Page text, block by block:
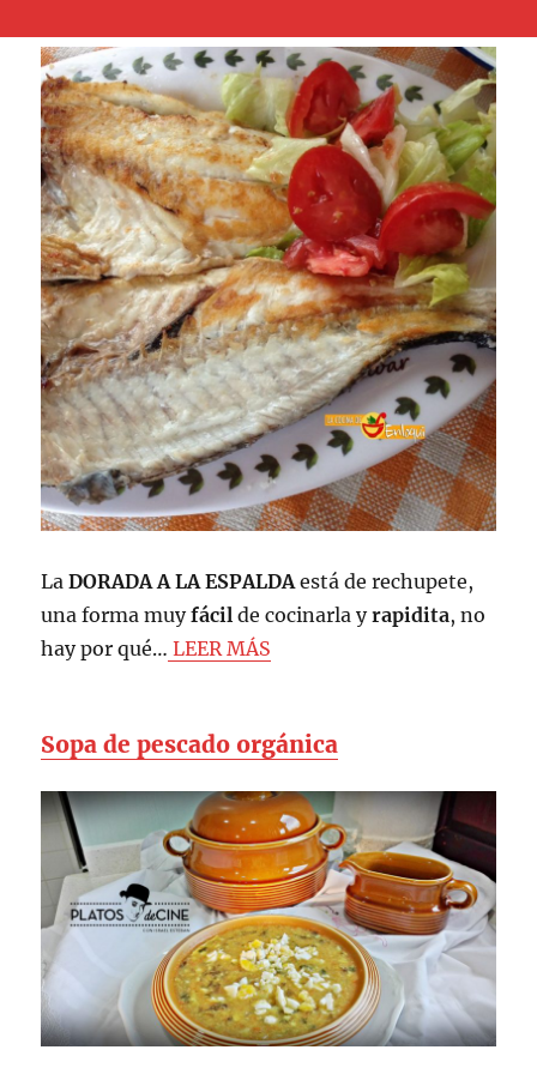
LaDORADA A LA ESPALDA está de rechupete,
una forma muyfácil de cocinarla yrapidita, no
hay por qué… LEER MÁS
Sopa de pescado orgánica